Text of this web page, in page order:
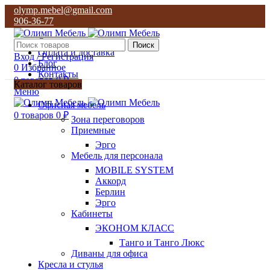
olymp.mebel@gmail.com
906-36-77
О нас
Оплата и доставка
Блог
Контакты
906-36-77
Поиск
Вход / Регистрация
0 Избранное
0товаров 0₽
Меню
0 товаров 0 ₽
Каталог товаров
Офисная мебель
Зона переговоров
Приемные
Эрго
Мебель для персонала
MOBILE SYSTEM
Аккорд
Берлин
Эрго
Кабинеты
ЭКОНОМ КЛАСС
Танго и Танго Люкс
Диваны для офиса
Кресла и стулья